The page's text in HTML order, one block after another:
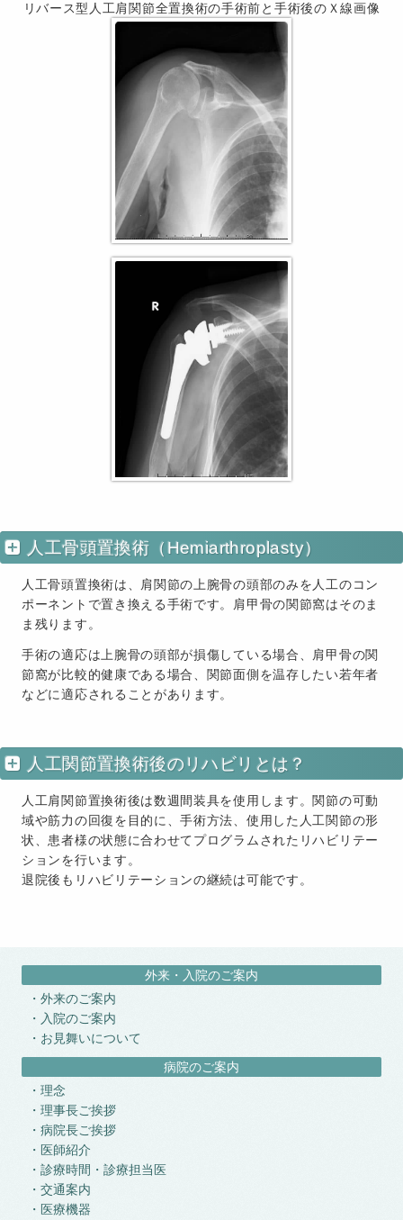
リバース型人工肩関節全置換術の手術前と手術後のＸ線画像
人工骨頭置換術（Hemiarthroplasty）
人工骨頭置換術は、肩関節の上腕骨の頭部のみを人工のコン
ポーネントで置き換える手術です。肩甲骨の関節窩はそのま
ま残ります。
手術の適応は上腕骨の頭部が損傷している場合、肩甲骨の関
節窩が比較的健康である場合、関節面側を温存したい若年者
などに適応されることがあります。
人工関節置換術後のリハビリとは？
人工肩関節置換術後は数週間装具を使用します。関節の可動
域や筋力の回復を目的に、手術方法、使用した人工関節の形
状、患者様の状態に合わせてプログラムされたリハビリテー
ションを行います。
退院後もリハビリテーションの継続は可能です。
外来・入院のご案内
外来のご案内
入院のご案内
お見舞いについて
病院のご案内
理念
理事長ご挨拶
病院長ご挨拶
医師紹介
診療時間・診療担当医
交通案内
医療機器